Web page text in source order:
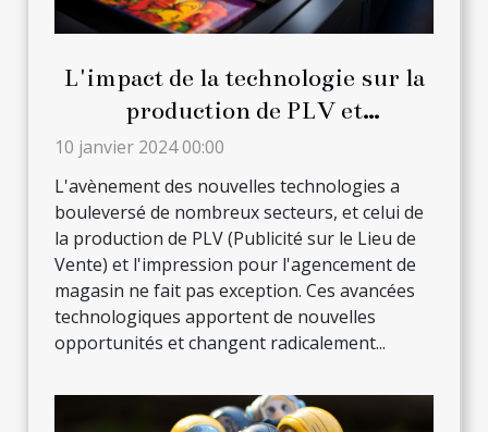
L'impact de la technologie sur la
production de PLV et
l'impression pour l'agencement
de magasin
10 janvier 2024 00:00
L'avènement des nouvelles technologies a
bouleversé de nombreux secteurs, et celui de
la production de PLV (Publicité sur le Lieu de
Vente) et l'impression pour l'agencement de
magasin ne fait pas exception. Ces avancées
technologiques apportent de nouvelles
opportunités et changent radicalement...